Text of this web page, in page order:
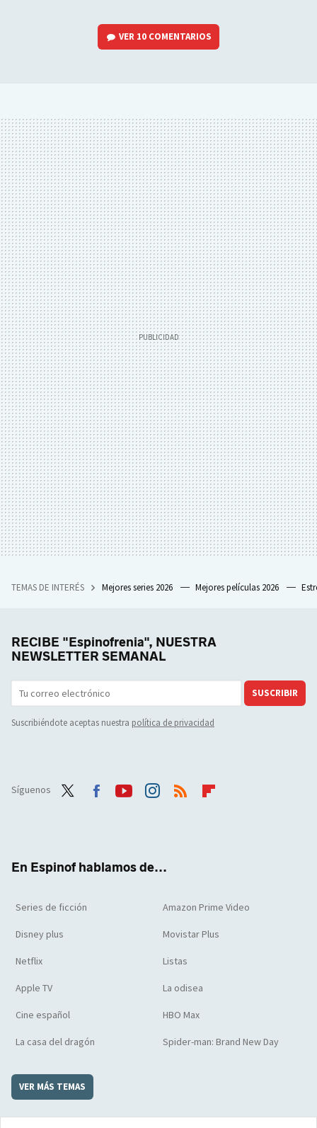
VER 10 COMENTARIOS
TEMAS DE INTERÉS Mejores series 2026 Mejores películas 2026
RECIBE "Espinofrenia", NUESTRA
NEWSLETTER SEMANAL
SUSCRIBIR
Suscribiéndote aceptas nuestra política de privacidad
Síguenos
En Espinof hablamos de...
Series de ficción Amazon Prime Video
Disney plus Movistar Plus
Netflix Listas
Apple TV La odisea
Cine español HBO Max
La casa del dragón Spider-man: Brand New Day
VER MÁS TEMAS